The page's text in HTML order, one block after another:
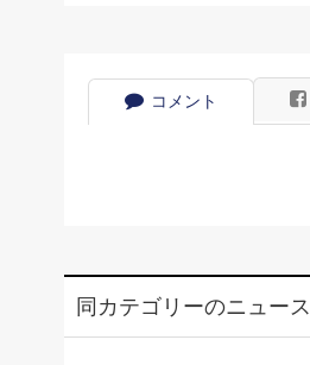
コメント
同カテゴリーのニュース